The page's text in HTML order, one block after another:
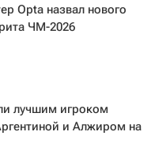
Opta назвал нового
ЧМ-2026
лучшим игроком
и Алжиром на